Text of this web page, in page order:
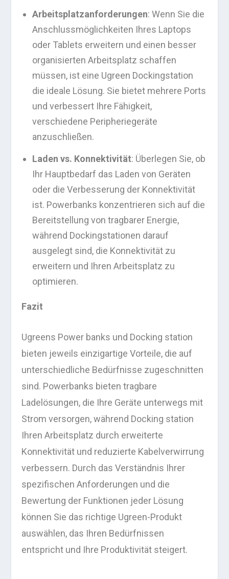
Arbeitsplatzanforderungen: Wenn Sie die
Anschlussmöglichkeiten Ihres Laptops
oder Tablets erweitern und einen besser
organisierten Arbeitsplatz schaffen
müssen, ist eine Ugreen Dockingstation
die ideale Lösung. Sie bietet mehrere Ports
und verbessert Ihre Fähigkeit,
verschiedene Peripheriegeräte
anzuschließen.
Laden vs. Konnektivität: Überlegen Sie, ob
Ihr Hauptbedarf das Laden von Geräten
oder die Verbesserung der Konnektivität
ist. Powerbanks konzentrieren sich auf die
Bereitstellung von tragbarer Energie,
während Dockingstationen darauf
ausgelegt sind, die Konnektivität zu
erweitern und Ihren Arbeitsplatz zu
optimieren.
Fazit
Ugreens Power banks und Docking station
bieten jeweils einzigartige Vorteile, die auf
unterschiedliche Bedürfnisse zugeschnitten
sind. Powerbanks bieten tragbare
Ladelösungen, die Ihre Geräte unterwegs mit
Strom versorgen, während Docking station
Ihren Arbeitsplatz durch erweiterte
Konnektivität und reduzierte Kabelverwirrung
verbessern. Durch das Verständnis Ihrer
spezifischen Anforderungen und die
Bewertung der Funktionen jeder Lösung
können Sie das richtige Ugreen-Produkt
auswählen, das Ihren Bedürfnissen
entspricht und Ihre Produktivität steigert.